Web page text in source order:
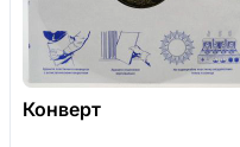
Конверт